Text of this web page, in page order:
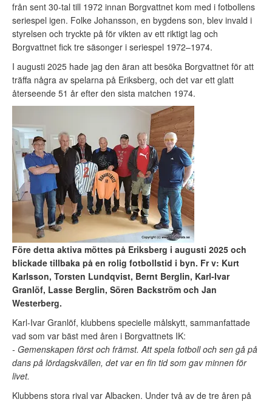
från sent 30-tal till 1972 innan Borgvattnet kom med i fotbollens
seriespel igen. Folke Johansson, en bygdens son, blev invald i
styrelsen och tryckte på för vikten av ett riktigt lag och
Borgvattnet fick tre säsonger i seriespel 1972–1974.
I augusti 2025 hade jag den äran att besöka Borgvattnet för att
träffa några av spelarna på Eriksberg, och det var ett glatt
återseende 51 år efter den sista matchen 1974.
Före detta aktiva möttes på Eriksberg i augusti 2025 och
blickade tillbaka på en rolig fotbollstid i byn. Fr v: Kurt
Karlsson, Torsten Lundqvist, Bernt Berglin, Karl-Ivar
Granlöf, Lasse Berglin, Sören Backström och Jan
Westerberg.
Karl-Ivar Granlöf, klubbens specielle målskytt, sammanfattade
vad som var bäst med åren i Borgvattnets IK:
- Gemenskapen först och främst. Att spela fotboll och sen gå på
dans på lördagskvällen, det var en fin tid som gav minnen för
livet.
Klubbens stora rival var Albacken. Under två av de tre åren på